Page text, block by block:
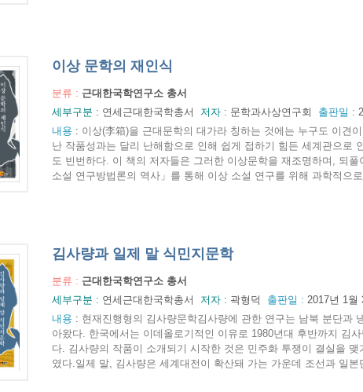
이상 문학의 재인식
분류 : 근대한국학연구소 총서
세부구분 : 연세근대한국학총서 저자 : 문학과사상연구회 출판일 :
내용 : 이상(李箱)을 근대문학의 대가라 칭하는 것에는 누구도 이견
난 작품성과는 달리 난해함으로 인해 쉽게 접하기 힘든 세계관으로
도 빈번하다. 이 책의 저자들은 그러한 이상문학을 재조명하며, 되
소설 연구방법론의 역사」를 통해 이상 소설 연구를 위해 과학적으
김사량과 일제 말 식민지문학
분류 : 근대한국학연구소 총서
세부구분 : 연세근대한국학총서 저자 : 곽형덕 출판일 : 2017년 1월
내용 : 현재진행형의 김사량문학김사량에 관한 연구는 남북 분단과
아왔다. 한국에서는 이데올로기적인 이유로 1980년대 후반까지 김
다. 김사량의 작품이 소개되기 시작한 것은 민주화 투쟁이 결실을 맺
였다.일제 말, 김사량은 세계대전이 확산돼 가는 가운데 조선과 일본